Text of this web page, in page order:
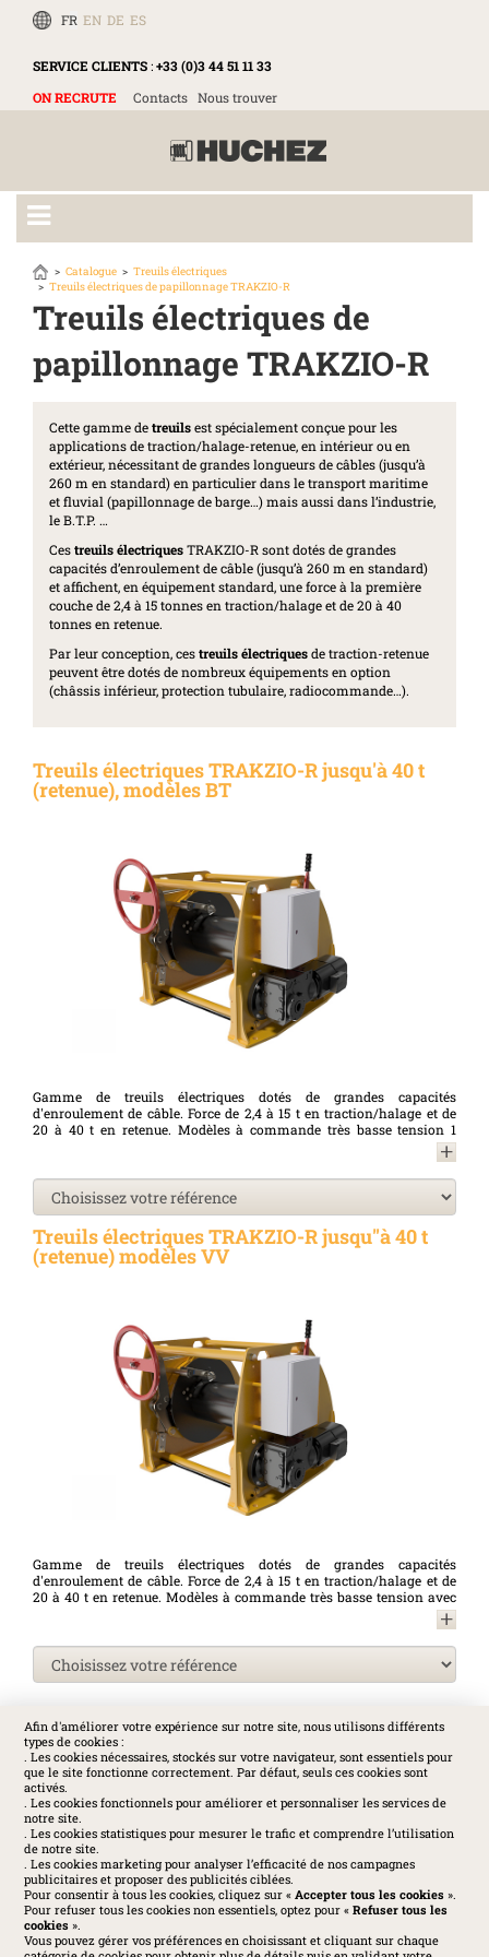
Afin d'améliorer votre expérience sur notre site, nous utilisons différents
types de cookies :
. Les cookies nécessaires, stockés sur votre navigateur, sont essentiels pour
que le site fonctionne correctement. Par défaut, seuls ces cookies sont
activés.
. Les cookies fonctionnels pour améliorer et personnaliser les services de
notre site.
. Les cookies statistiques pour mesurer le trafic et comprendre l’utilisation
de notre site.
. Les cookies marketing pour analyser l’efficacité de nos campagnes
publicitaires et proposer des publicités ciblées.
Pour consentir à tous les cookies, cliquez sur « Accepter tous les cookies».
Pour refuser tous les cookies non essentiels, optez pour « Refuser tous les
cookies».
Vous pouvez gérer vos préférences en choisissant et cliquant sur chaque
FR EN DE ES
SERVICE CLIENTS:+33 (0)3 44 51 11 33
ON RECRUTE
Contacts Nous trouver
Catalogue
Treuils électriques
Treuils électriques de papillonnage TRAKZIO-R
Treuils électriques de
papillonnage TRAKZIO-R
Cette gamme detreuilsest spécialement conçue pour les
applications de traction/halage-retenue, en intérieur ou en
extérieur, nécessitant de grandes longueurs de câbles (jusqu’à
260 m en standard) en particulier dans le transport maritime
et fluvial (papillonnage de barge…) mais aussi dans l’industrie,
le B.T.P. …
Cestreuils électriquesTRAKZIO-R sont dotés de grandes
capacités d’enroulement de câble (jusqu’à 260 m en standard)
et affichent, en équipement standard, une force à la première
couche de 2,4 à 15 tonnes en traction/halage et de 20 à 40
tonnes en retenue.
Par leur conception, cestreuils électriquesde traction-retenue
peuvent être dotés de nombreux équipements en option
(châssis inférieur, protection tubulaire, radiocommande…).
Treuils électriques TRAKZIO-R jusqu'à 40 t
(retenue), modèles BT
Gamme de treuils électriques dotés de grandes capacités
d'enroulement de câble. Force de 2,4 à 15 t en traction/halage et de
20 à 40 t en retenue. Modèles à commande très basse tension 1
vitesse (BT). Opérations de traction/halage et retenue uniquement.
Modèles à commande très basse tension 1 vitesse (BT). Fabrication
française. Conformes à la Directive Machines 2006/42/CE et à la
norme NF 14492-1.
Treuils électriques TRAKZIO-R jusqu"à 40 t
(retenue) modèles VV
Gamme de treuils électriques dotés de grandes capacités
d'enroulement de câble. Force de 2,4 à 15 t en traction/halage et de
20 à 40 t en retenue. Modèles à commande très basse tension avec
variateur de vitesses (VV). Opérations de traction/halage et retenue
uniquement. Fabrication française. Conformes à la Directive
Machines 2006/42/CE et à la norme NF 14492-1.
SOCIAL